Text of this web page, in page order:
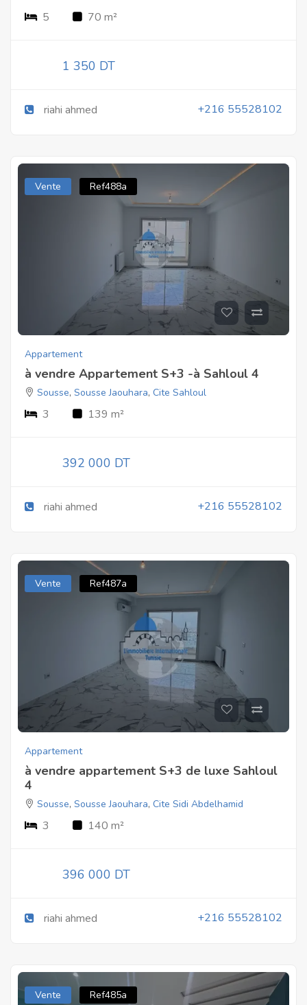
5 70 m²
1 350 DT
riahi ahmed +216 55528102
Vente Ref488a
Appartement
à vendre Appartement S+3 -à Sahloul 4
Sousse, Sousse Jaouhara, Cite Sahloul
3 139 m²
392 000 DT
riahi ahmed +216 55528102
Vente Ref487a
Appartement
à vendre appartement S+3 de luxe Sahloul
4
Sousse, Sousse Jaouhara, Cite Sidi Abdelhamid
3 140 m²
396 000 DT
riahi ahmed +216 55528102
Vente Ref485a